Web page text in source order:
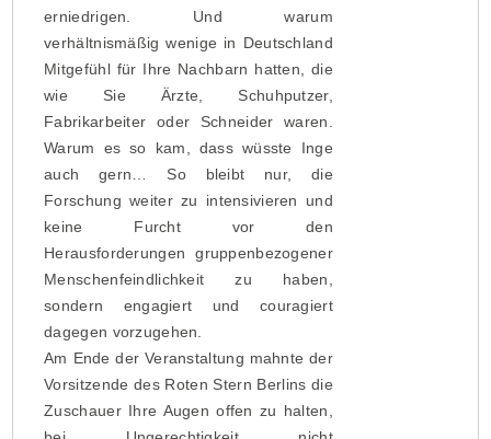
erniedrigen. Und warum
verhältnismäßig wenige in Deutschland
Mitgefühl für Ihre Nachbarn hatten, die
wie Sie Ärzte, Schuhputzer,
Fabrikarbeiter oder Schneider waren.
Warum es so kam, dass wüsste Inge
auch gern… So bleibt nur, die
Forschung weiter zu intensivieren und
keine Furcht vor den
Herausforderungen gruppenbezogener
Menschenfeindlichkeit zu haben,
sondern engagiert und couragiert
dagegen vorzugehen.
Am Ende der Veranstaltung mahnte der
Vorsitzende des Roten Stern Berlins die
Zuschauer Ihre Augen offen zu halten,